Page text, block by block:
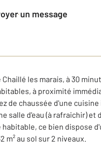
un message
les marais, à 30
à proximité
de chaussée d'une
salle d'eau (à rafraichir) et
ce bien dispose
m² au sol sur 2 niveaux.